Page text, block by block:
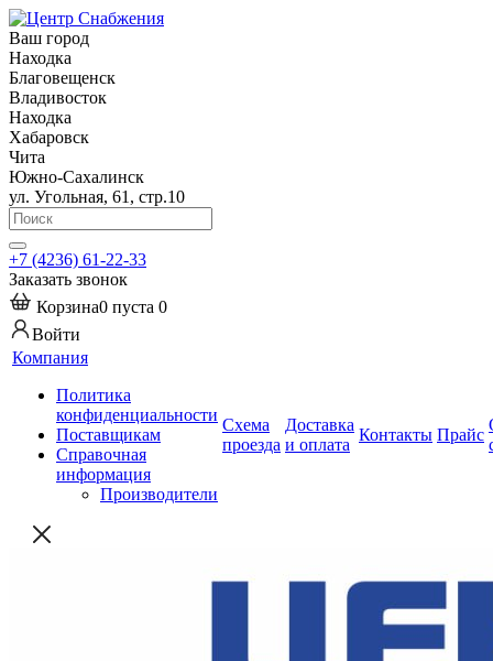
Ваш город
Находка
Благовещенск
Владивосток
Находка
Хабаровск
Чита
Южно-Сахалинск
ул. Угольная, 61, стр.10
+7 (4236) 61-22-33
Заказать звонок
Корзина0 пуста 0
Войти
Компания
Политика
конфиденциальности
Поставщикам
Справочная
информация
Производители
Схема
проезда
Доставка
и оплата
Контакты Прайс